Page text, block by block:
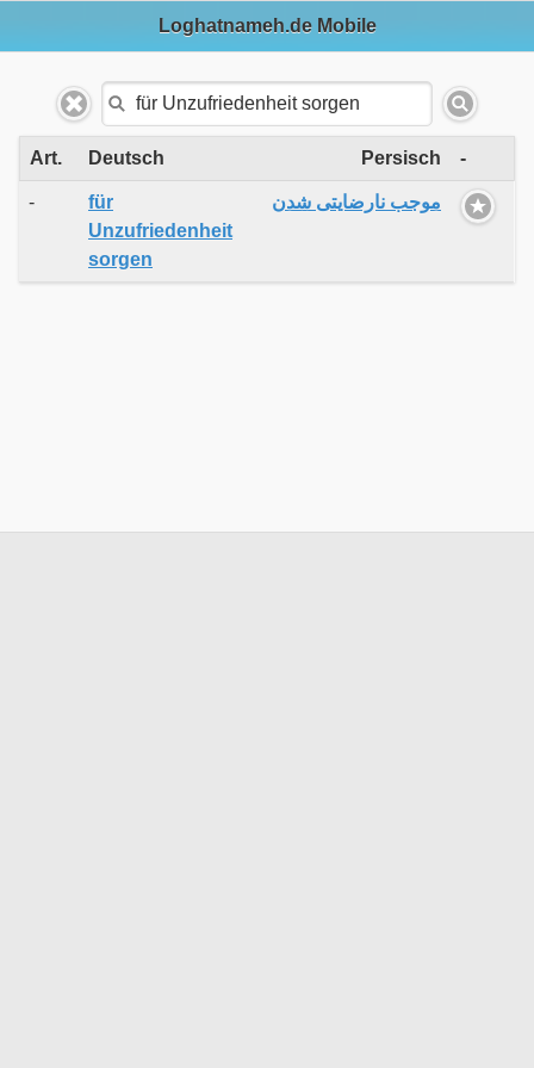
Loghatnameh.de Mobile
Art. Deutsch Persisch -
-
für
Unzufriedenheit
sorgen
موجب نارضایتی شدن